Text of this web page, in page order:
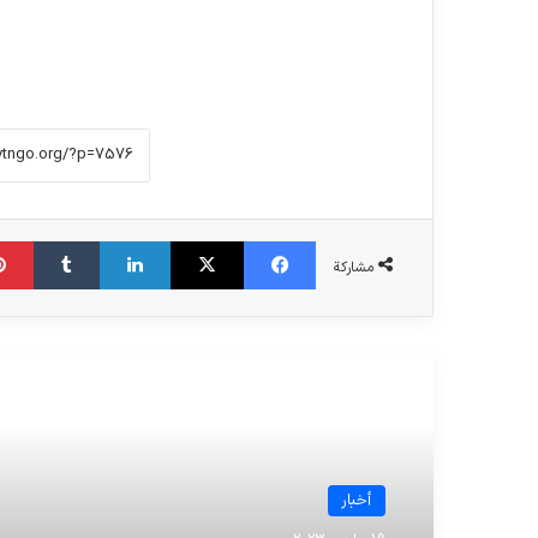
مشاركة
فیس بوک X لینکدین ‫تامبلر
أخبار